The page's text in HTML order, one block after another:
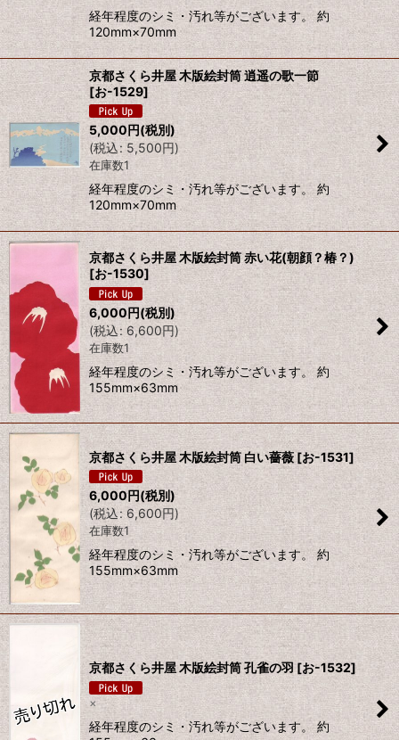
経年程度のシミ・汚れ等がございます。 約
120mm×70mm
京都さくら井屋 木版絵封筒 逍遥の歌一節
[お-1529]
5,000円(税別)
(税込: 5,500円)
在庫数1
経年程度のシミ・汚れ等がございます。 約
120mm×70mm
京都さくら井屋 木版絵封筒 赤い花(朝顔？椿？)
[お-1530]
6,000円(税別)
(税込: 6,600円)
在庫数1
経年程度のシミ・汚れ等がございます。 約
155mm×63mm
京都さくら井屋 木版絵封筒 白い薔薇 [お-1531]
6,000円(税別)
(税込: 6,600円)
在庫数1
経年程度のシミ・汚れ等がございます。 約
155mm×63mm
京都さくら井屋 木版絵封筒 孔雀の羽 [お-1532]
×
経年程度のシミ・汚れ等がございます。 約